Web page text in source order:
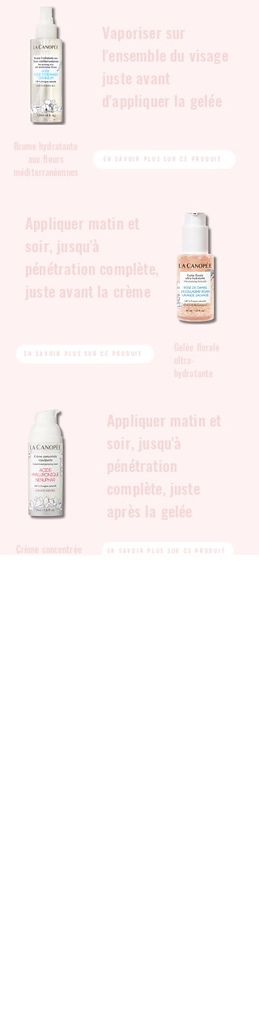
Vaporiser sur
l'ensemble du visage
juste avant
d'appliquer la gelée
Brume hydratante
aux fleurs
méditerranéennes
EN SAVOIR PLUS SUR CE PRODUIT
Appliquer matin et
soir, jusqu'à
pénétration complète,
juste avant la crème
EN SAVOIR PLUS SUR CE PRODUIT
Gelée florale
ultra-
hydratante
Crème concentrée
Appliquer matin et
soir, jusqu'à
pénétration
complète, juste
après la gelée
EN SAVOIR PLUS SUR CE PRODUIT